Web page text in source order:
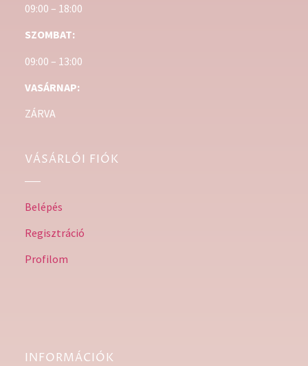
09:00 – 18:00
SZOMBAT:
09:00 – 13:00
VASÁRNAP:
ZÁRVA
VÁSÁRLÓI FIÓK
Belépés
Regisztráció
Profilom
INFORMÁCIÓK